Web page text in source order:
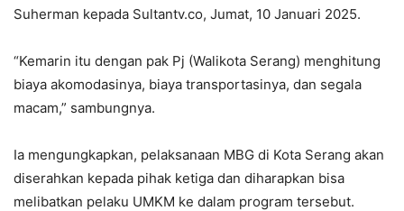
Suherman kepada Sultantv.co, Jumat, 10 Januari 2025.
“Kemarin itu dengan pak Pj (Walikota Serang) menghitung
biaya akomodasinya, biaya transportasinya, dan segala
macam,” sambungnya.
Ia mengungkapkan, pelaksanaan MBG di Kota Serang akan
diserahkan kepada pihak ketiga dan diharapkan bisa
melibatkan pelaku UMKM ke dalam program tersebut.